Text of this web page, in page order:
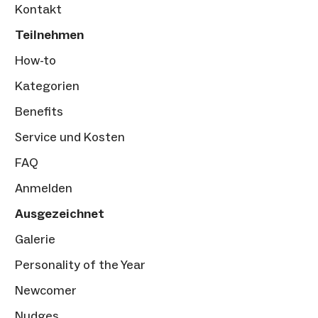
Kontakt
Teilnehmen
How-to
Kategorien
Benefits
Service und Kosten
FAQ
Anmelden
Ausgezeichnet
Galerie
Personality of the Year
Newcomer